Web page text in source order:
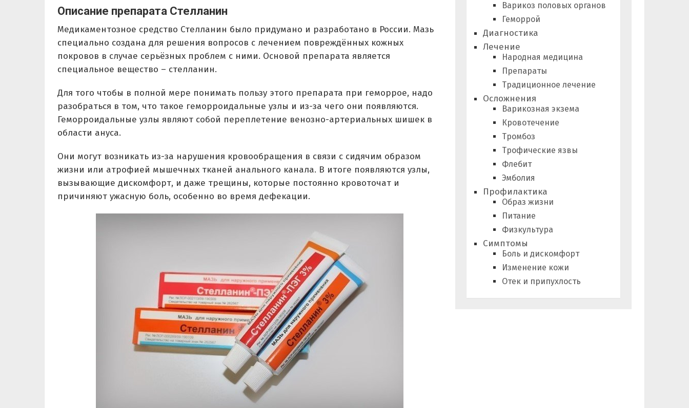
Описание препарата Стелланин
Медикаментозное средство Стелланин было придумано и разработано в России. Мазь
специально создана для решения вопросов с лечением повреждённых кожных
покровов в случае серьёзных проблем с ними. Основой препарата является
специальное вещество – стелланин.
Для того чтобы в полной мере понимать пользу этого препарата при геморрое, надо
разобраться в том, что такое геморроидальные узлы и из-за чего они появляются.
Геморроидальные узлы являют собой переплетение венозно-артериальных шишек в
области ануса.
Они могут возникать из-за нарушения кровообращения в связи с сидячим образом
жизни или атрофией мышечных тканей анального канала. В итоге появляются узлы,
вызывающие дискомфорт, и даже трещины, которые постоянно кровоточат и
причиняют ужасную боль, особенно во время дефекации.
Варикоз половых органов
Геморрой
Диагностика
Лечение
Народная медицина
Препараты
Традиционное лечение
Осложнения
Варикозная экзема
Кровотечение
Тромбоз
Трофические язвы
Флебит
Эмболия
Профилактика
Образ жизни
Питание
Физкультура
Симптомы
Боль и дискомфорт
Изменение кожи
Отек и припухлость